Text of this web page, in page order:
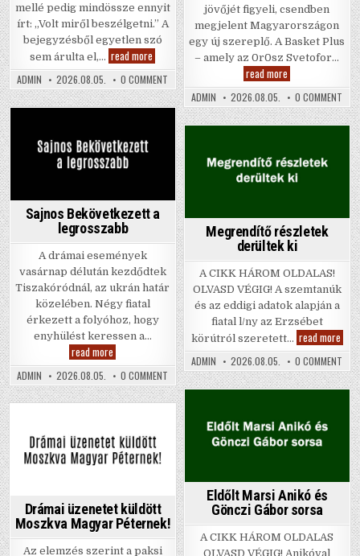
mellé pedig mindössze ennyit
írt: „Volt miről beszélgetni.” A
bejegyzésből egyetlen szó
sem árulta el,… read more Véletlenül
elszólta
magát
a
Miniszterelnök!
ADMIN 2026.08.05. 0 COMMENT ON
VÉLETLENÜL
ELSZÓLTA
MAGÁT
MINISZTERELNÖK!
jövőjét figyeli, csendben
megjelent Magyarországon
egy új szereplő. A Basket Plus
– amely az 0r0sz Svetofor…
read more
a
Tesco,
jön
az
Orosz
ADMIN 2026.08.05. 0 COMMENT ON
A
JÖN
in
Sajnos Bekövetkezett a
legrosszabb
A drámai események
vasárnap délután kezdődtek
Tiszakóródnál, az ukrán határ
közelében. Négy fiatal
érkezett a folyóhoz, hogy
enyhülést keressen a…
read more
Bekövetkezett
a
legrosszabb
ADMIN 2026.08.05. 0 COMMENT ON
SAJNOS
BEKÖVETKEZETT
A
LEGROSSZABB
in
Megrendítő részletek
derültek ki
A CIKK HÁROM OLDALAS!
OLVASD VÉGIG! A szemtanúk
és az eddigi adatok alapján a
fiatal l/ny az Erzsébet
körútról szeretett… read more
ki
ADMIN 2026.08.05. 0 COMMENT ON
in
Eldőlt Marsi Anikó és
Gönczi Gábor sorsa
A CIKK HÁROM OLDALAS
OLVASD VÉGIG! Anikóval
in
Drámai üzenetet küldött
Moszkva Magyar Péternek!
Az elemzés szerint a paksi